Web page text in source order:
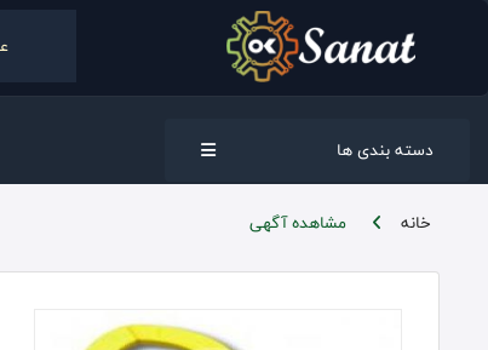
دسته بندی ها
خانه مشاهده آگهی